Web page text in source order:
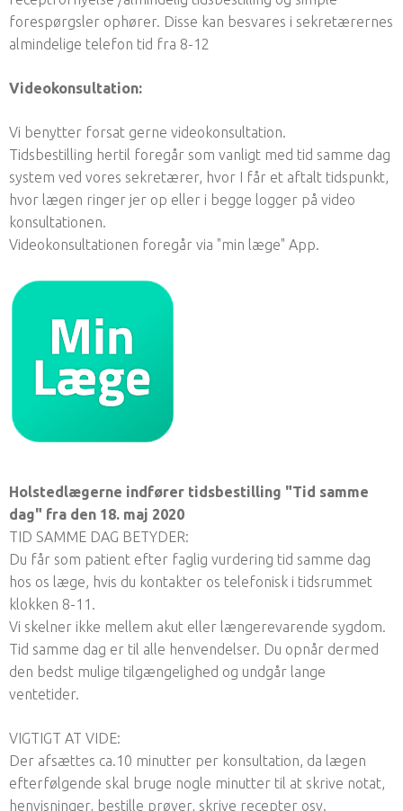
forespørgsler ophører. Disse kan besvares i sekretærernes
almindelige telefon tid fra 8-12
Videokonsultation:
Vi benytter forsat gerne videokonsultation.
Tidsbestilling hertil foregår som vanligt med tid samme dag
system ved vores sekretærer, hvor I får et aftalt tidspunkt,
hvor lægen ringer jer op eller i begge logger på video
konsultationen.
Videokonsultationen foregår via "min læge" App.
Holstedlægerne indfører tidsbestilling "Tid samme
dag" fra den 18. maj 2020
TID SAMME DAG BETYDER:
Du får som patient efter faglig vurdering tid samme dag
hos os læge, hvis du kontakter os telefonisk i tidsrummet
klokken 8-11.
Vi skelner ikke mellem akut eller længerevarende sygdom.
Tid samme dag er til alle henvendelser. Du opnår dermed
den bedst mulige tilgængelighed og undgår lange
ventetider.
VIGTIGT AT VIDE:
Der afsættes ca.10 minutter per konsultation, da lægen
efterfølgende skal bruge nogle minutter til at skrive notat,
henvisninger, bestille prøver, skrive recepter osv.